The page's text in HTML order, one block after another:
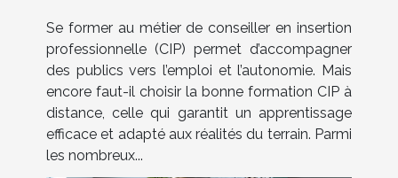
Se former au métier de conseiller en insertion
professionnelle (CIP) permet d’accompagner
des publics vers l’emploi et l’autonomie. Mais
encore faut-il choisir la bonne formation CIP à
distance, celle qui garantit un apprentissage
efficace et adapté aux réalités du terrain. Parmi
les nombreux...